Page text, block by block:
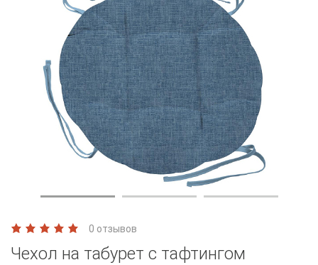
0 отзывов
Чехол на табурет с тафтингом